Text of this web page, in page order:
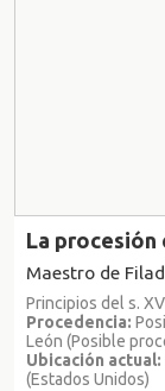
La procesión
Maestro de
Principios del s.
Procedencia:
León (Posible
Ubicación actual:
(Estados Unidos)